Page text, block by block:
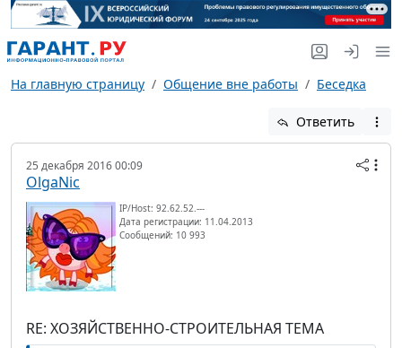
На главную страницу Общение вне работы Беседка
Ответить
25 декабря 2016 00:09
OlgaNic
IP/Host: 92.62.52.---
Дата регистрации: 11.04.2013
Сообщений: 10 993
RE: ХОЗЯЙСТВЕННО-СТРОИТЕЛЬНАЯ ТЕМА